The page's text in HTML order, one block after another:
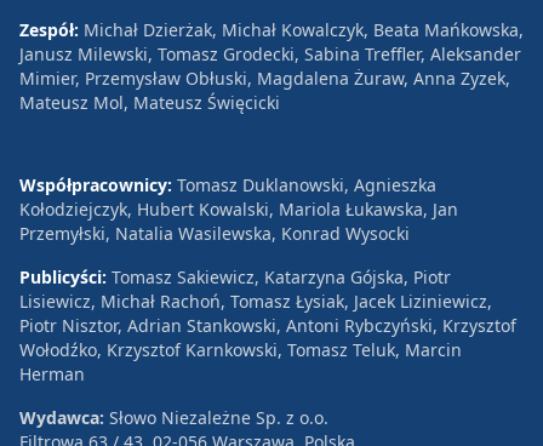
Zespół: Michał Dzierżak, Michał Kowalczyk, Beata Mańkowska,
Janusz Milewski, Tomasz Grodecki, Sabina Treffler, Aleksander
Mimier, Przemysław Obłuski, Magdalena Żuraw, Anna Zyzek,
Mateusz Mol, Mateusz Święcicki
Współpracownicy: Tomasz Duklanowski, Agnieszka
Kołodziejczyk, Hubert Kowalski, Mariola Łukawska, Jan
Przemyłski, Natalia Wasilewska, Konrad Wysocki
Publicyści: Tomasz Sakiewicz, Katarzyna Gójska, Piotr
Lisiewicz, Michał Rachoń, Tomasz Łysiak, Jacek Liziniewicz,
Piotr Nisztor, Adrian Stankowski, Antoni Rybczyński, Krzysztof
Wołodźko, Krzysztof Karnkowski, Tomasz Teluk, Marcin
Herman
Wydawca: Słowo Niezależne Sp. z o.o.